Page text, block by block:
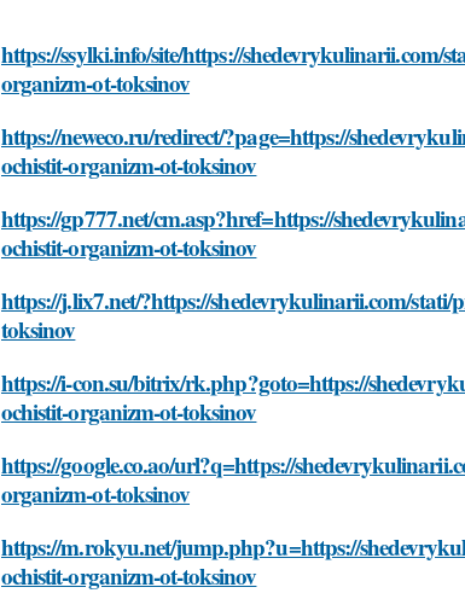
https://ssylki.info/site/https://shedevrykulinarii.com/
organizm-ot-toksinov
https://neweco.ru/redirect/?page=https://
ochistit-organizm-ot-toksinov
https://gp777.net/cm.asp?href=https://
ochistit-organizm-ot-toksinov
https://j.lix7.net/?https://shedevrykulinarii.com/
toksinov
https://i-con.su/bitrix/rk.php?goto=https://
ochistit-organizm-ot-toksinov
https://google.co.ao/url?q=https://
organizm-ot-toksinov
https://m.rokyu.net/jump.php?u=https://
ochistit-organizm-ot-toksinov